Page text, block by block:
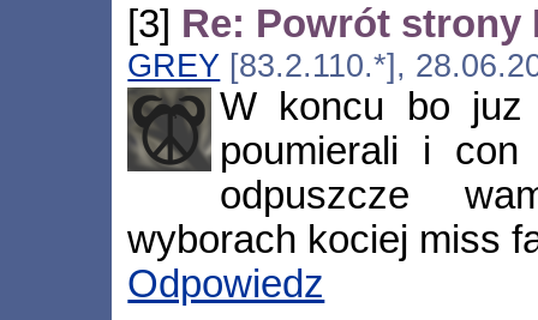
[3] Re: Powrót strony
GREY [83.2.110.*],
W koncu bo juz
poumierali i
odpuszcze
wyborach kociej miss
Odpowiedz